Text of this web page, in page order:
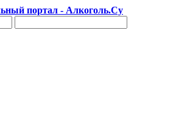
портал - Алкоголь.Су